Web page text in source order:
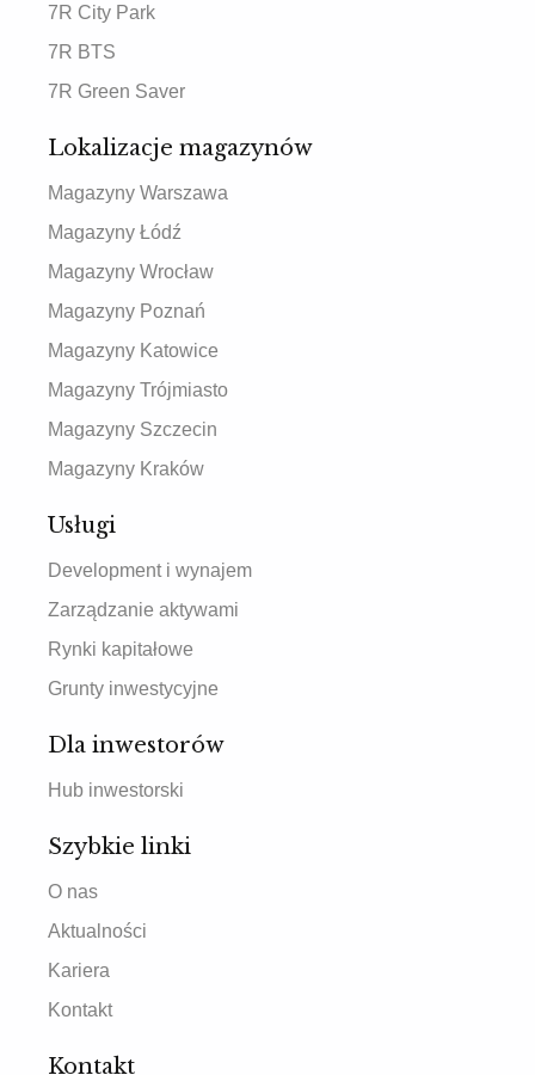
7R City Park
7R BTS
7R Green Saver
Lokalizacje magazynów
Magazyny Warszawa
Magazyny Łódź
Magazyny Wrocław
Magazyny Poznań
Magazyny Katowice
Magazyny Trójmiasto
Magazyny Szczecin
Magazyny Kraków
Usługi
Development i wynajem
Zarządzanie aktywami
Rynki kapitałowe
Grunty inwestycyjne
Dla inwestorów
Hub inwestorski
Szybkie linki
O nas
Aktualności
Kariera
Kontakt
Kontakt